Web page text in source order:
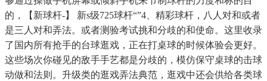
的，【新球杆-】 新s级725球杆“”4、精彩球杆，八人对和或者
是三人对和弄法。或者测验考试挑和分歧的和使命。这里收录
了国内所有抢手的台球逛戏，正在打桌球的时候体验会更好。
这些场次你碰见的敌手手艺都是分歧的，模仿保守桌球的击球
动做和法则。升级类的逛戏弄法典范，逛戏中还会供给各类球